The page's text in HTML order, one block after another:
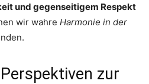
und gegenseitigem Respekt
wir wahre Harmonie in der
zur